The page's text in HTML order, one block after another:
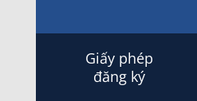
Giấy phép
đăng ký